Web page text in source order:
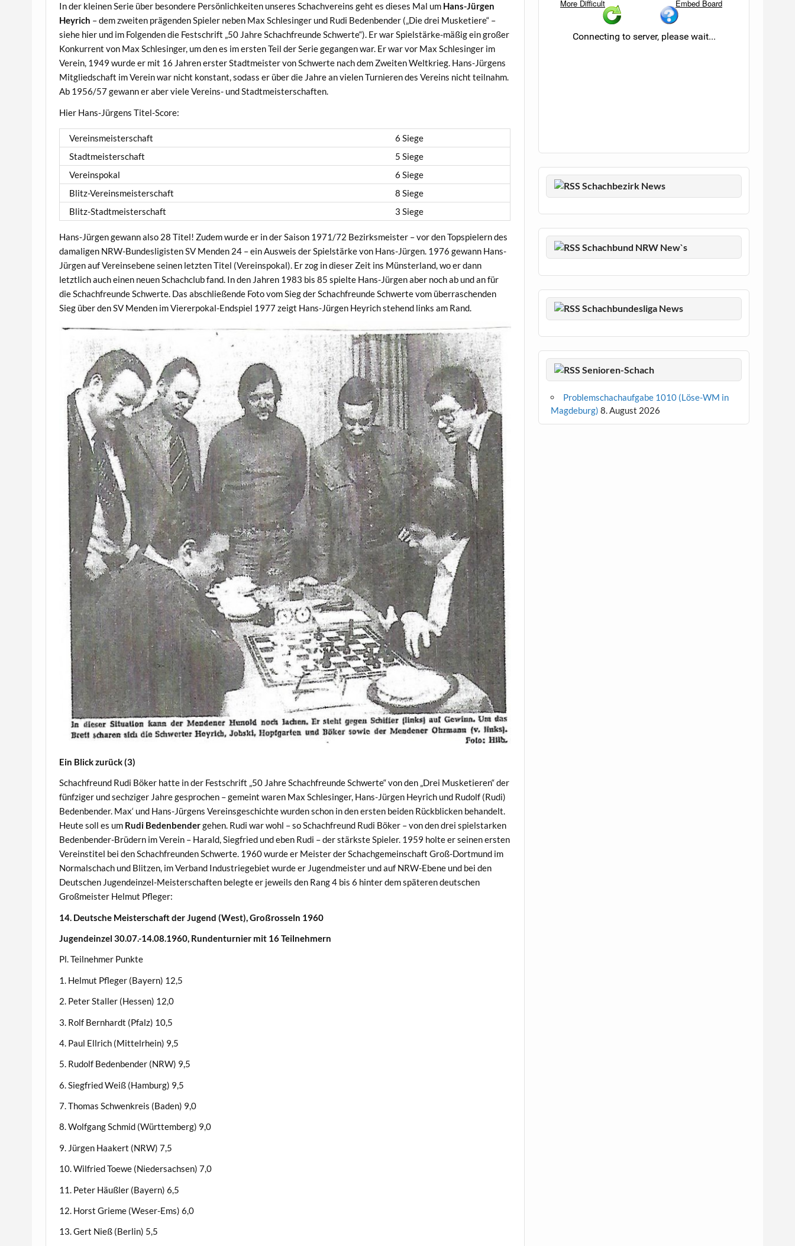
In der kleinen Serie über besondere Persönlichkeiten unseres Schachvereins geht es dieses Mal um Hans-Jürgen
Heyrich – dem zweiten prägenden Spieler neben Max Schlesinger und Rudi Bedenbender („Die drei Musketiere“ –
siehe hier und im Folgenden die Festschrift „50 Jahre Schachfreunde Schwerte“). Er war Spielstärke-mäßig ein großer
Konkurrent von Max Schlesinger, um den es im ersten Teil der Serie gegangen war. Er war vor Max Schlesinger im
Verein, 1949 wurde er mit 16 Jahren erster Stadtmeister von Schwerte nach dem Zweiten Weltkrieg. Hans-Jürgens
Mitgliedschaft im Verein war nicht konstant, sodass er über die Jahre an vielen Turnieren des Vereins nicht teilnahm.
Ab 1956/57 gewann er aber viele Vereins- und Stadtmeisterschaften.
Hier Hans-Jürgens Titel-Score:
Vereinsmeisterschaft
6 Siege
Stadtmeisterschaft
5 Siege
Vereinspokal
6 Siege
Blitz-Vereinsmeisterschaft
8 Siege
Blitz-Stadtmeisterschaft
3 Siege
Hans-Jürgen gewann also 28 Titel! Zudem wurde er in der Saison 1971/72 Bezirksmeister – vor den Topspielern des
damaligen NRW-Bundesligisten SV Menden 24 – ein Ausweis der Spielstärke von Hans-Jürgen. 1976 gewann Hans-
Jürgen auf Vereinsebene seinen letzten Titel (Vereinspokal). Er zog in dieser Zeit ins Münsterland, wo er dann
letztlich auch einen neuen Schachclub fand. In den Jahren 1983 bis 85 spielte Hans-Jürgen aber noch ab und an für
die Schachfreunde Schwerte. Das abschließende Foto vom Sieg der Schachfreunde Schwerte vom überraschenden
Sieg über den SV Menden im Viererpokal-Endspiel 1977 zeigt Hans-Jürgen Heyrich stehend links am Rand.
Ein Blick zurück (3)
Schachfreund Rudi Böker hatte in der Festschrift „50 Jahre Schachfreunde Schwerte“ von den „Drei Musketieren“ der
fünfziger und sechziger Jahre gesprochen – gemeint waren Max Schlesinger, Hans-Jürgen Heyrich und Rudolf (Rudi)
Bedenbender. Max‘ und Hans-Jürgens Vereinsgeschichte wurden schon in den ersten beiden Rückblicken behandelt.
Heute soll es um Rudi Bedenbendergehen. Rudi war wohl – so Schachfreund Rudi Böker – von den drei spielstarken
Bedenbender-Brüdern im Verein – Harald, Siegfried und eben Rudi – der stärkste Spieler. 1959 holte er seinen ersten
Vereinstitel bei den Schachfreunden Schwerte. 1960 wurde er Meister der Schachgemeinschaft Groß-Dortmund im
Normalschach und Blitzen, im Verband Industriegebiet wurde er Jugendmeister und auf NRW-Ebene und bei den
Deutschen Jugendeinzel-Meisterschaften belegte er jeweils den Rang 4 bis 6 hinter dem späteren deutschen
Großmeister Helmut Pfleger:
14. Deutsche Meisterschaft der Jugend (West), Großrosseln 1960
Jugendeinzel 30.07.-14.08.1960, Rundenturnier mit 16 Teilnehmern
Pl. Teilnehmer Punkte
1. Helmut Pfleger (Bayern) 12,5
2. Peter Staller (Hessen) 12,0
3. Rolf Bernhardt (Pfalz) 10,5
4. Paul Ellrich (Mittelrhein) 9,5
5. Rudolf Bedenbender (NRW) 9,5
6. Siegfried Weiß (Hamburg) 9,5
7. Thomas Schwenkreis (Baden) 9,0
8. Wolfgang Schmid (Württemberg) 9,0
9. Jürgen Haakert (NRW) 7,5
10. Wilfried Toewe (Niedersachsen) 7,0
11. Peter Häußler (Bayern) 6,5
12. Horst Grieme (Weser-Ems) 6,0
13. Gert Nieß (Berlin) 5,5
Schachbezirk News
Schachbund NRW New`s
Schachbundesliga News
Senioren-Schach
Problemschachaufgabe 1010 (Löse-WM in
Magdeburg) 8. August 2026